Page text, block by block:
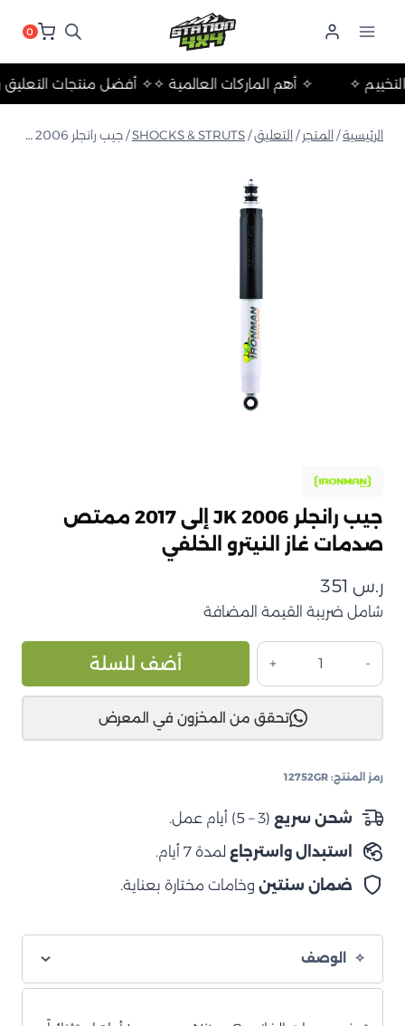
0
✧ أفضل منتجات✧ أهم الماركات العالمية ✧ والتخييم ✧
الرئيسية/ المتجر / التعليق/
SHOCKS & STRUTS
/ جيب رانجلر JK 2006 إلى 2017 ممتص صدمات غاز النيترو الخلفي
جيب رانجلر JK 2006 إلى 2017 ممتص
صدمات غاز النيترو الخلفي
ر.س
شامل ضريبة القيمة المضافة
كمية
جيب
رانجلر
2006
2017
ممتص
غاز
النيترو
أضف للسلة
تحقق من المخزون في المعرض
رمز المنتج: 12752GR
شحن سريع (3 – 5) أيام عمل.
استبدال واسترجاع لمدة 7 أيام.
ضمان سنتين وخامات مختارة بعناية.
الوصف